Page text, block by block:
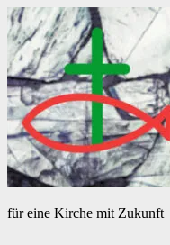
Skip
to
content
für eine Kirche mit Zukunft